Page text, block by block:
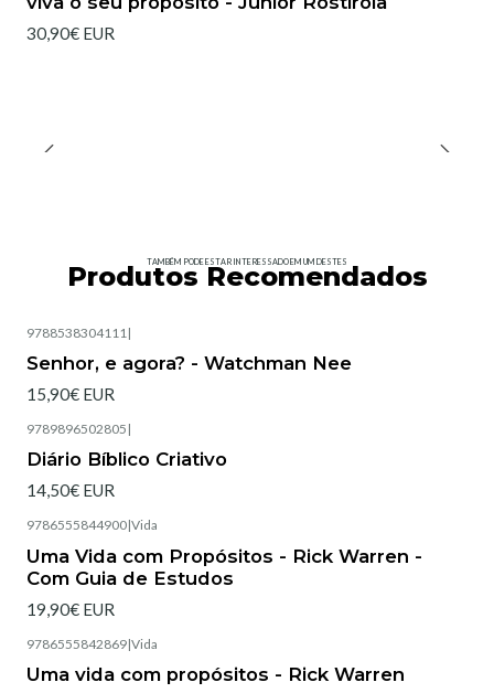
30,90€ EUR
TAMBÉM PODE ESTAR INTERESSADO EM UM DESTES
Produtos Recomendados
9788538304111 |
Senhor, e agora? - Watchman Nee
15,90€ EUR
9789896502805 |
Diário Bíblico Criativo
14,50€ EUR
9786555844900|Vida
Uma Vida com Propósitos - Rick Warren -
Com Guia de Estudos
19,90€ EUR
9786555842869|Vida
Uma vida com propósitos - Rick Warren